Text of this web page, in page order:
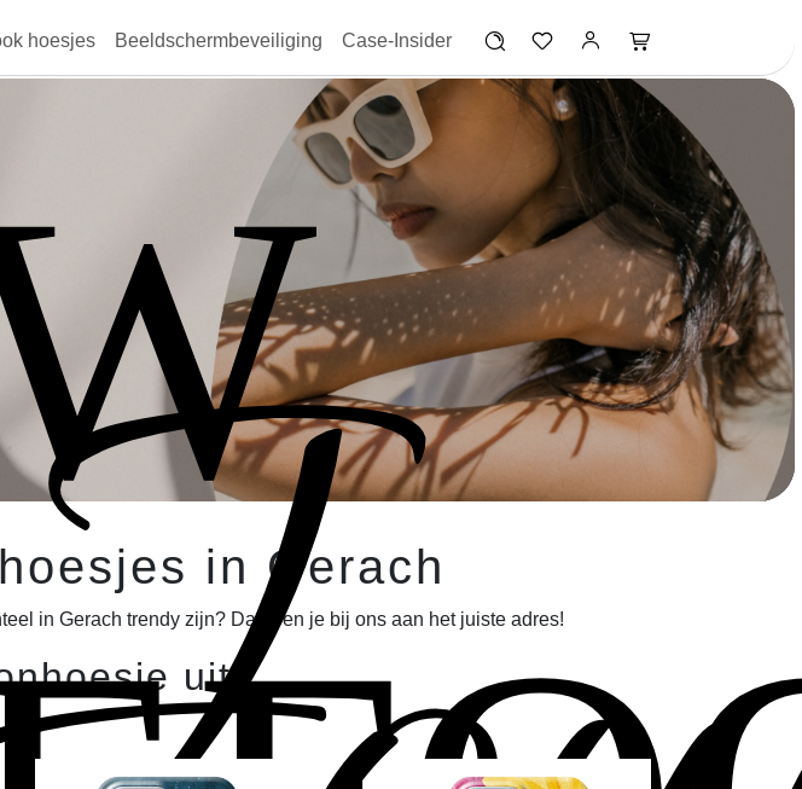
hoesjes Beeldschermbeveiliging Case-Insider
in Gerach
in Gerach trendy zijn? Dan ben je bij ons aan het juiste adres!
uit!